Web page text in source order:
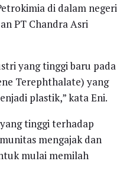
di dalam negeri
PT Chandra Asri
yang tinggi baru pada
Terephthalate) yang
plastik,” kata Eni.
tinggi terhadap
mengajak dan
mulai memilah